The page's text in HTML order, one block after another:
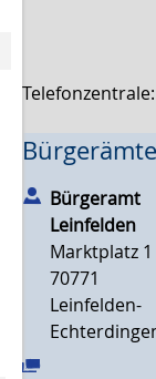
Bürgeramt
Leinfelden
Marktplatz 1
70771
Leinfelden-